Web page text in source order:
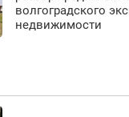
волгоградского
недвижимости